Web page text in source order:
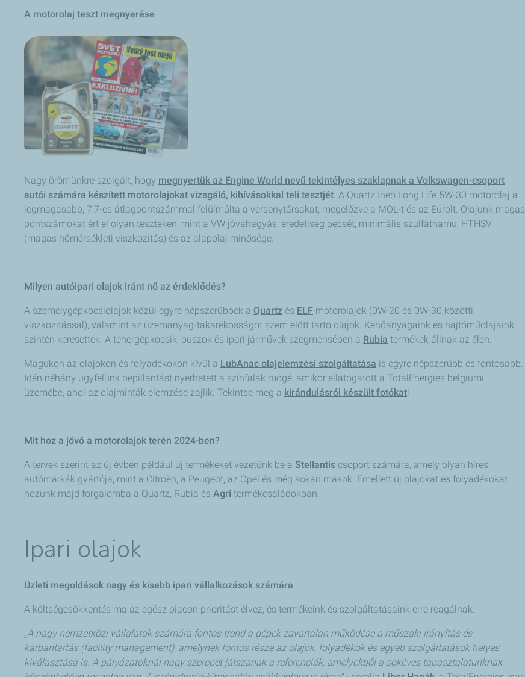
A motorolaj teszt megnyerése
Nagy örömünkre szolgált, hogy megnyertük az Engine World nevű tekintélyes szaklapnak a Volkswagen-csoport
autói számára készített motorolajokat vizsgáló, kihívásokkal teli tesztjét. A Quartz Ineo Long Life 5W-30 motorolaj a
legmagasabb, 7,7-es átlagpontszámmal felülmúlta a versenytársakat, megelőzve a MOL-t és az Eurolt. Olajunk magas
pontszámokat ért el olyan teszteken, mint a VW jóváhagyás, eredetiség pecsét, minimális szulfáthamu, HTHSV
(magas hőmérsékleti viszkozitás) és az alapolaj minősége.
Milyen autóipari olajok iránt nő az érdeklődés?
A személygépkocsiolajok közül egyre népszerűbbek a Quartz és ELF motorolajok (0W-20 és 0W-30 közötti
viszkozitással), valamint az üzemanyag-takarékosságot szem előtt tartó olajok. Kenőanyagaink és hajtóműolajaink
szintén keresettek. A tehergépkocsik, buszok és ipari járművek szegmensében a Rubia termékek állnak az élen.
Magukon az olajokon és folyadékokon kívül a LubAnac olajelemzési szolgáltatása is egyre népszerűbb és fontosabb.
Idén néhány ügyfelünk bepillantást nyerhetett a színfalak mögé, amikor ellátogatott a TotalEnergies belgiumi
üzemébe, ahol az olajminták elemzése zajlik. Tekintse meg a kirándulásról készült fotókat!
Mit hoz a jövő a motorolajok terén 2024-ben?
A tervek szerint az új évben például új termékeket vezetünk be a Stellantis csoport számára, amely olyan híres
autómárkák gyártója, mint a Citroën, a Peugeot, az Opel és még sokan mások. Emellett új olajokat és folyadékokat
hozunk majd forgalomba a Quartz, Rubia és Agri termékcsaládokban.
Ipari olajok
Üzleti megoldások nagy és kisebb ipari vállalkozások számára
A költségcsökkentés ma az egész piacon prioritást élvez, és termékeink és szolgáltatásaink erre reagálnak.
„A nagy nemzetközi vállalatok számára fontos trend a gépek zavartalan működése a műszaki irányítás és
karbantartás (facility management), amelynek fontos része az olajok, folyadékok és egyéb szolgáltatások helyes
kiválasztása is. A pályázatoknál nagy szerepet játszanak a referenciák, amelyekből a sokéves tapasztalatunknak